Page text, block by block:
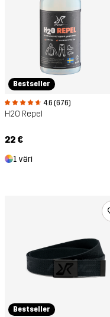
Bestseller
4.6 (676)
H2O Repel
22 €
1 väri
Bestseller